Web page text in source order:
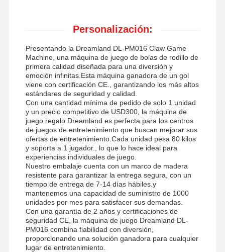
Personalización:
Presentando la Dreamland DL-PM016 Claw Game
Machine, una máquina de juego de bolas de rodillo de
primera calidad diseñada para una diversión y
emoción infinitas.Esta máquina ganadora de un gol
viene con certificación CE., garantizando los más altos
estándares de seguridad y calidad.
Con una cantidad mínima de pedido de solo 1 unidad
y un precio competitivo de USD300, la máquina de
juego regalo Dreamland es perfecta para los centros
de juegos de entretenimiento que buscan mejorar sus
ofertas de entretenimiento.Cada unidad pesa 80 kilos
y soporta a 1 jugador., lo que lo hace ideal para
experiencias individuales de juego.
Nuestro embalaje cuenta con un marco de madera
resistente para garantizar la entrega segura, con un
tiempo de entrega de 7-14 días hábiles.y
mantenemos una capacidad de suministro de 1000
unidades por mes para satisfacer sus demandas.
Con una garantía de 2 años y certificaciones de
seguridad CE, la máquina de juego Dreamland DL-
PM016 combina fiabilidad con diversión,
proporcionando una solución ganadora para cualquier
lugar de entretenimiento.